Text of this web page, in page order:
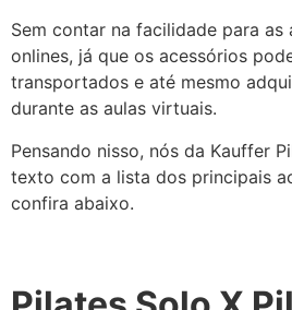
Sem contar na facilidade para as
onlines, já que os acessórios
transportados e até mesmo
durante as aulas virtuais.
Pensando nisso, nós da Kauffer
texto com a lista dos principais
confira abaixo.